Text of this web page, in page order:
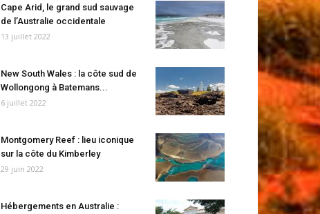
Cape Arid, le grand sud sauvage
de l’Australie occidentale
13 juillet 2022
New South Wales : la côte sud de
Wollongong à Batemans...
6 juillet 2022
Montgomery Reef : lieu iconique
sur la côte du Kimberley
29 juin 2022
Hébergements en Australie :